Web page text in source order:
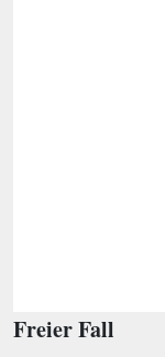
Freier Fall